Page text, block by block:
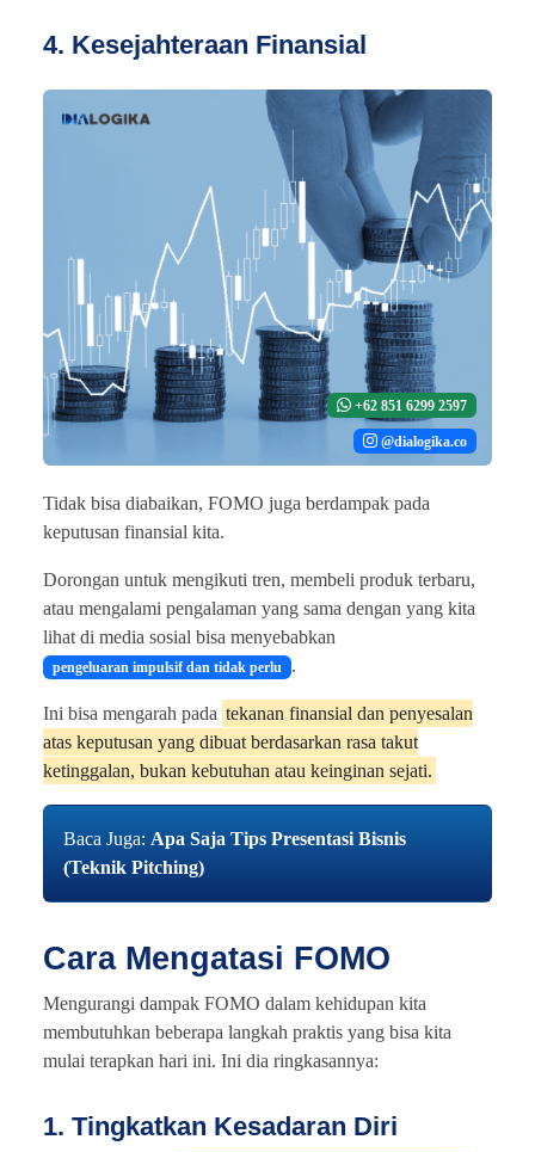
4. Kesejahteraan Finansial
+62 851 6299 2597
@dialogika.co
Tidak bisa diabaikan, FOMO juga berdampak pada
keputusan finansial kita.
Dorongan untuk mengikuti tren, membeli produk terbaru,
atau mengalami pengalaman yang sama dengan yang kita
lihat di media sosial bisa menyebabkan
pengeluaran impulsif dan tidak perlu .
Ini bisa mengarah pada tekanan finansial dan penyesalan
atas keputusan yang dibuat berdasarkan rasa takut
ketinggalan, bukan kebutuhan atau keinginan sejati.
Baca Juga: Apa Saja Tips Presentasi Bisnis
(Teknik Pitching)
Cara Mengatasi FOMO
Mengurangi dampak FOMO dalam kehidupan kita
membutuhkan beberapa langkah praktis yang bisa kita
mulai terapkan hari ini. Ini dia ringkasannya:
1. Tingkatkan Kesadaran Diri